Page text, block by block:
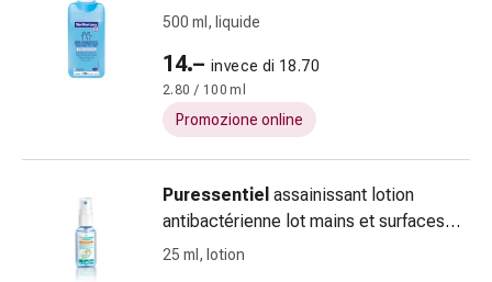
oftalmiche
Infiammazione
oculare
Medicazioni
oftalmiche
Igiene
Influenza
e
raffreddore
500 ml, liquide
14.– invece di 18.70
2.80 / 100 ml
Promozione online
Puressentiel assainissant lotion
antibactérienne lot mains et surfaces
spr 25 ml
25 ml, lotion